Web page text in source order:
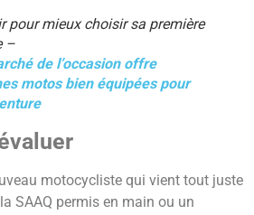
pour mieux choisir sa première
–
de l’occasion offre
motos bien équipées pour
motocycliste qui vient tout juste
SAAQ permis en main ou un